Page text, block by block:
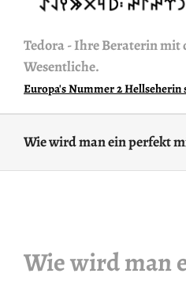
Tedora-Ihre Beraterin mit
Wesentliche.
Europa's Nummer 2 Hellseherin
Wie wird man ein perfekt
Wie wird man